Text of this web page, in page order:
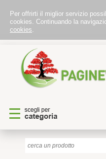
Per offrirti il miglior servizio
cookies. Continuando la
cookies.